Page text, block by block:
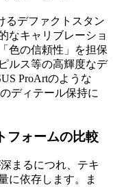
るデファクトスタン
なキャリブレーショ
色の信頼性」を担保
ルス等の高輝度なデ
ProArtのような
ディテール保持に
フォームの比較
まるにつれ、テキ
に依存します。ま